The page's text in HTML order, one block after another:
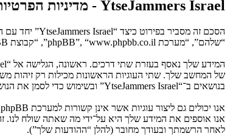
YtseJammers Israel - מדיניות הפרטיות
“שלהם”, “מערכת phpBB”, “www.phpbb.co.il”, “קבוצת phpBB”, “צוות phpBB הישראלי”) משתמשים בכל מידע אשר נאסף במשך כל חיבור בשימוש שלך (להלן “המידע שלך”).
בנושאים ב־“YtseJammers Israel” ובשימוש כדי לסמן את הנושאים אשר נקראו, כדי לשפר את הנאת השימוש.
לאחר הרשמתך ובעודך מחובר (להלן “ההודעות שלך”).